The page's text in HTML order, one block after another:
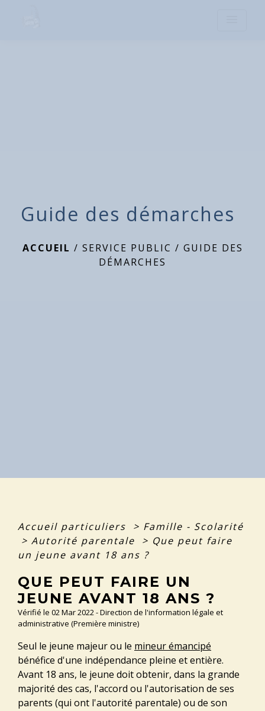
Guide des démarches
ACCUEIL / SERVICE PUBLIC / GUIDE DES
DÉMARCHES
Accueil particuliers > Famille - Scolarité
> Autorité parentale > Que peut faire
un jeune avant 18 ans ?
QUE PEUT FAIRE UN
JEUNE AVANT 18 ANS ?
Vérifié le 02 Mar 2022 - Direction de l'information légale et
administrative (Première ministre)
Seul le jeune majeur ou le mineur émancipé
bénéfice d'une indépendance pleine et entière.
Avant 18 ans, le jeune doit obtenir, dans la grande
majorité des cas, l'accord ou l'autorisation de ses
parents (qui ont l'autorité parentale) ou de son